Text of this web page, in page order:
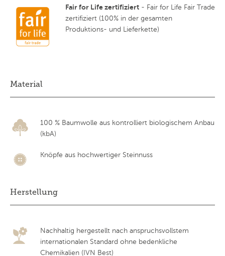
Fair for Life zertifiziert - Fair for Life Fair Trade
zertifiziert (100% in der gesamten
Produktions- und Lieferkette)
Material
100 % Baumwolle aus kontrolliert biologischem Anbau
(kbA)
Knöpfe aus hochwertiger Steinnuss
Herstellung
Nachhaltig hergestellt nach anspruchsvollstem
internationalen Standard ohne bedenkliche
Chemikalien (IVN Best)